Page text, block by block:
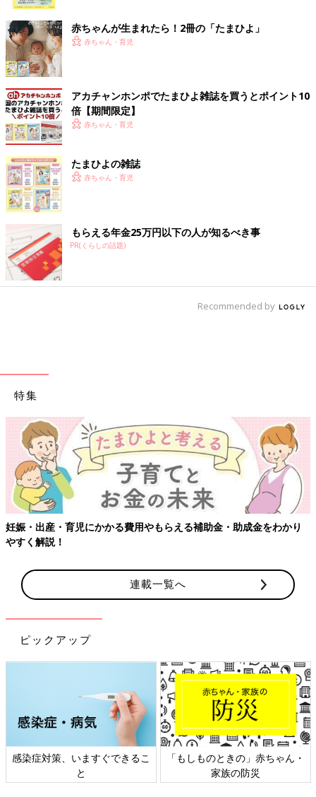
出典：Instagramアカウント「yua_noie」
こちらはyua_noieさんがお気に入りだという、LAKOLE（ラコ
レ）の「クリアオーナメント」。大きめサイズでクリアなデザイ
ンのものを探していたときに、ちょうど見つけたのだとか。可愛
くて値段もお手頃で、他にもたくさん購入してしまったとのこと
◎
飾るのが楽しみ♪ 220円でゲットしたダイソーの
「ガラスオーナメント（ゴールド）」
出典：Instagramアカウント「pom.2134」
pom.2134さんがダイソーで購入したのは「ガラスオーナメント
（ゴールド）」。ツリーに付けるととても可愛くなりそうで、飾
るのが楽しみなんだとか♪ こちらは220円商品で、紐は
イテムとのこと。
大きめで存在感あり！IKEA（イケア）のペーパーオ
ーナメント
赤ちゃんが生まれたら！2冊の「たまひよ」
赤ちゃん・育児
アカチャンホンポでたまひよ雑誌を買うとポイント10
倍【期間限定】
赤ちゃん・育児
たまひよの雑誌
赤ちゃん・育児
もらえる年金25万円以下の人が知るべき事
PR(くらしの話題)
Recommended by
特集
妊娠・出産・育児にかかる費用やもらえる補助金・助成金をわかり
やすく解説！
連載一覧へ
ピックアップ
感染症対策、いますぐできるこ
と
「もしものときの」赤ちゃん・
家族の防災